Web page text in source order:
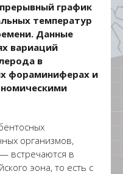
график
температур
Данные
вариаций
в
фораминиферах и
организмов,
встречаются в
эона, то есть с